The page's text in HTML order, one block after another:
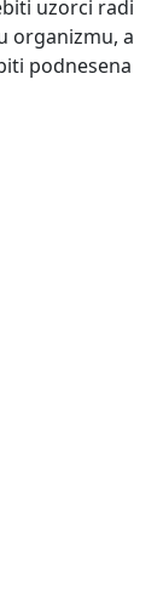
uzorci radi
organizmu, a
podnesena